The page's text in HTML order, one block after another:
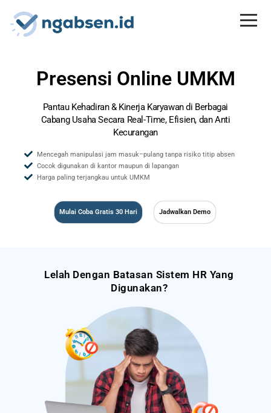
Presensi Online UMKM
Pantau Kehadiran & Kinerja Karyawan di Berbagai
Cabang Usaha Secara Real-Time, Efisien, dan Anti
Kecurangan
Mencegah manipulasi jam masuk–pulang tanpa risiko titip absen
Cocok digunakan di kantor maupun di lapangan
Harga paling terjangkau untuk UMKM
Mulai Coba Gratis 30 Hari Jadwalkan Demo
Lelah Dengan Batasan Sistem HR Yang
Digunakan?